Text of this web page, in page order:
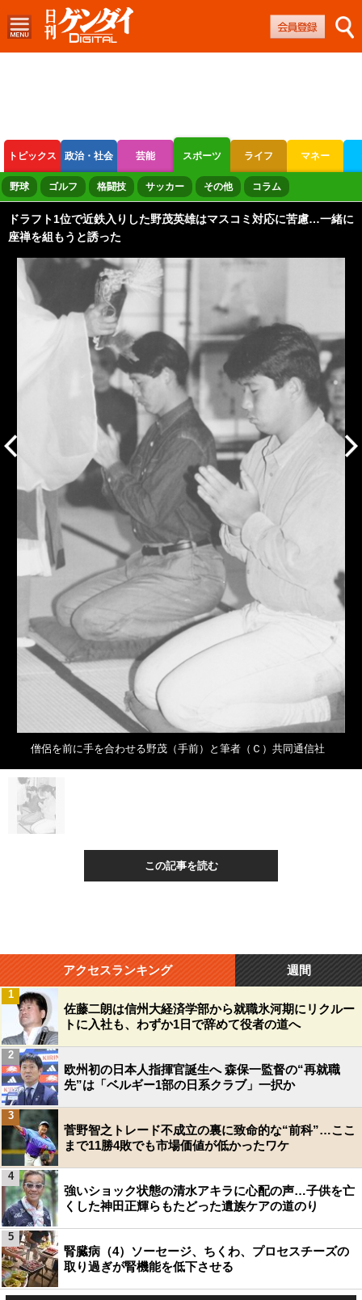
トピックス 政治・社会 芸能 スポーツ ライフ マネー
ボートレース 競輪 オートレース
野球 ゴルフ 格闘技 サッカー その他 コラム
ドラフト1位で近鉄入りした野茂英雄はマスコミ対応に苦慮…一緒に
座禅を組もうと誘った
僧侶を前に手を合わせる野茂（手前）と筆者（Ｃ）共同通信社
この記事を読む
アクセスランキング 週間
佐藤二朗は信州大経済学部から就職氷河期にリクルー
トに入社も、わずか1日で辞めて役者の道へ
1
欧州初の日本人指揮官誕生へ 森保一監督の“再就職
先”は「ベルギー1部の日系クラブ」一択か
2
菅野智之トレード不成立の裏に致命的な“前科”…ここ
まで11勝4敗でも市場価値が低かったワケ
3
強いショック状態の清水アキラに心配の声…子供を亡
くした神田正輝らもたどった遺族ケアの道のり
4
腎臓病（4）ソーセージ、ちくわ、プロセスチーズの
取り過ぎが腎機能を低下させる
5